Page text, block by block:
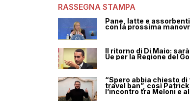
RASSEGNA STAMPA
Pane, latte e
con la prossima
Il ritorno di Di Maio:
Ue per la Regione del
“Spero abbia chiesto
travel ban”, così
l’incontro tra Meloni e